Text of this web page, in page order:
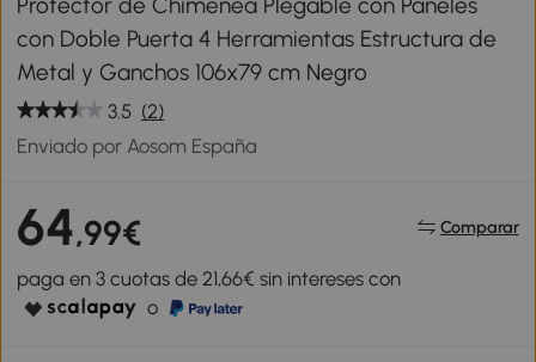
con Doble Puerta 4 Herramientas Estructura de
Metal y Ganchos 106x79 cm Negro
3.5 (2)
Enviado por Aosom España
64,99€ Comparar
paga en 3 cuotas de 21,66€ sin intereses con
o